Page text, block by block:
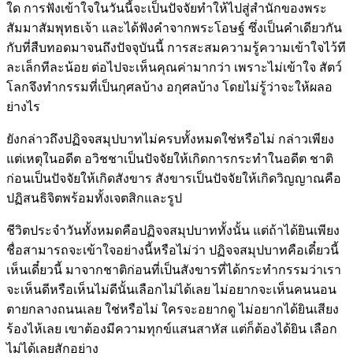
ใด การฟังเข้าใจในวันนี้จะเป็นปัจจัยทำให้ไปสู่สำนักของพระ
สัมมาสัมพุทธเจ้า และได้ฟังคำจากพระโอษฐ์ ซึ่งเป็นคำเดียวกัน
กับที่สืบทอดมาจนถึงปัจจุบันนี้ การสะสมความรู้ความเข้าใจไว้ที
ละเล็กทีละน้อย ต่อไปจะเห็นคุณค่ามากว่า เพราะไม่เข้าใจ สัตว์
โลกจึงทำกรรมที่เป็นกุศลบ้าง อกุศลบ้าง โดยไม่รู้ว่าจะให้ผลอ
ย่างไร
ยังกล่าวถึงปฏิจจสมุปบาทไม่ครบทั้งหมดใช่หรือไม่ กล่าวเพียง
แต่เหตุในอดีต อวิชชาเป็นปัจจัยให้เกิดการกระทำในอดีต ชาติ
ก่อนเป็นปัจจัยให้เกิดสังขาร สังขารเป็นปัจจัยให้เกิดวิญญาณคือ
ปฏิสนธิจิตพร้อมทั้งเจตสิกและรูป
ชีวิตประจำวันทั้งหมดคือปฏิจจสมุปบาททั้งนั้น แต่ถ้าได้ยินเพียง
ชื่อสามารถจะเข้าใจอย่างนี้หรือไม่ว่า ปฏิจจสมุปบาทคือเดี๋ยวนี้
เห็นเดี๋ยวนี้ มาจากชาติก่อนที่เป็นสังขารที่ได้กระทำกรรมว่าเรา
จะเห็นดีหรือเห็นไม่ดีนั้นเลือกไม่ได้เลย ไม่อยากจะเห็นคนนอน
ตายกลางถนนเลย ใช่หรือไม่ ใครจะอยากดู ไม่อยากได้ยินเสียง
ร้องไห้เลย เขาต้องมีความทุกข์แสนสาหัส แต่ก็ต้องได้ยิน เลือก
ไม่ได้เลยสักอย่าง